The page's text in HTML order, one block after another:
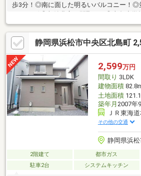
歩3分！◎南に面した明るいバルコニー！◎
分）◎曳馬中学校まで2100m（徒歩27分）
静岡県浜松市中央区北島町
2,599万円
間取り 3LDK
建物面積
土地面積
築年月 2007年
ＪＲ東海
その他の交通
静岡県浜
2階建て 都市ガス
駐車2台
システムキッチン